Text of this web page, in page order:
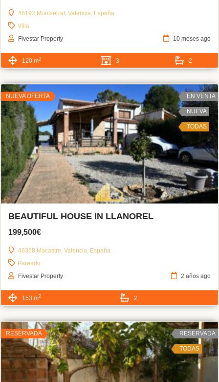
46192 Montserrat, Valencia, España
Villa
Fivestar Property
10 meses ago
120 m2 3 2
NUEVA OFERTA EN VENTA
NUEVA
TODAS
BEAUTIFUL HOUSE IN LLANOREL
199,500€
46368 Macastre, Valencia, España
Pareado
Fivestar Property
2 años ago
153 m2 2
RESERVADA RESERVADA
TODAS